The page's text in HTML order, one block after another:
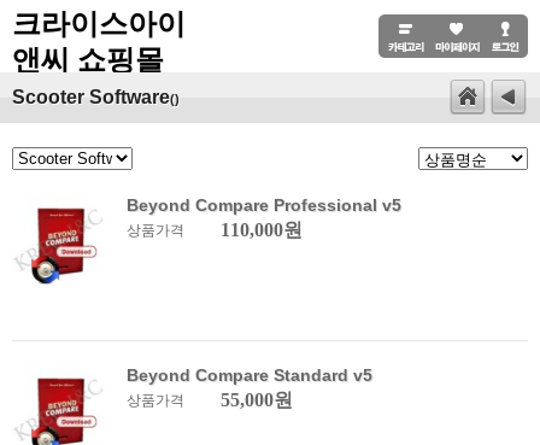
크라이스아이
앤씨 쇼핑몰
Scooter Software()
Beyond Compare Professional v5
상품가격 110,000원
Beyond Compare Standard v5
상품가격 55,000원